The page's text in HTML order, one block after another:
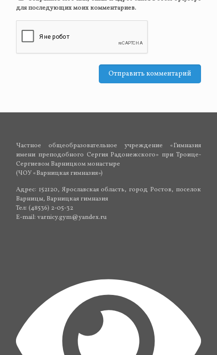
для последующих моих комментариев.
Частное общеобразовательное учреждение «Гимназия
имени преподобного Сергия Радонежского» при Троице-
Сергиевом Варницком монастыре
(ЧОУ «Варницкая гимназия»)
Адрес: 152120, Ярославская область, город Ростов, поселок
Варницы, Варницкая гимназия
Тел: (48536) 2-05-32
E-mail: varnicy.gym@yandex.ru